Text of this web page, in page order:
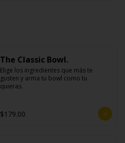
The Classic Bowl.
Elige los ingredientes que más te
gusten y arma tu bowl como tu
quieras.
$179.00